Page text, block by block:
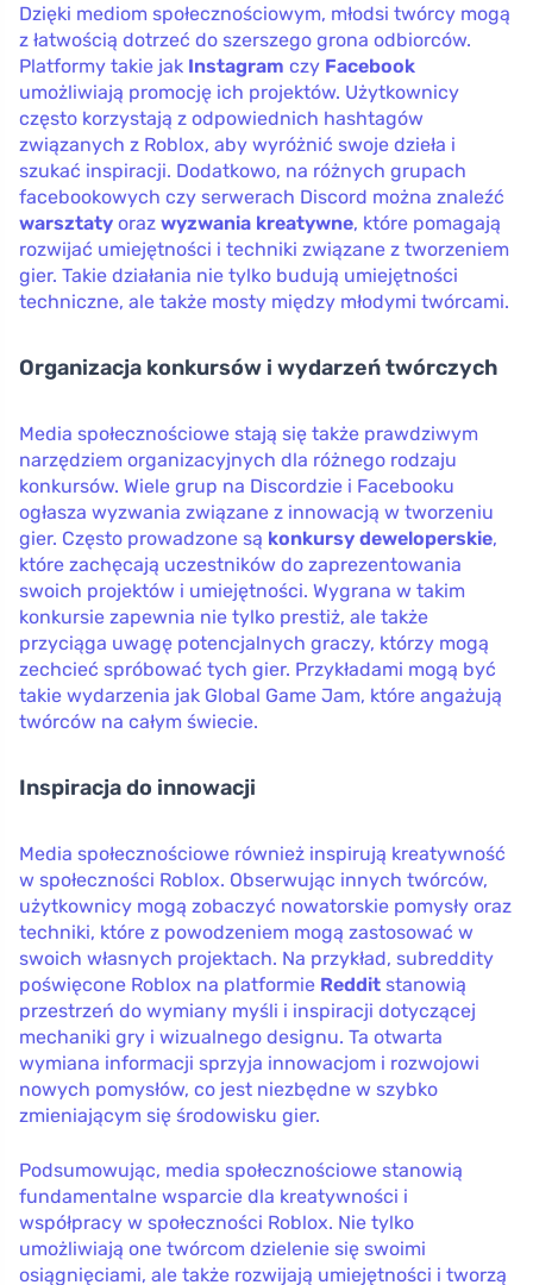
Dzięki mediom społecznościowym, młodsi twórcy mogą
z łatwością dotrzeć do szerszego grona odbiorców.
Platformy takie jak Instagram czy Facebook
umożliwiają promocję ich projektów. Użytkownicy
często korzystają z odpowiednich hashtagów
związanych z Roblox, aby wyróżnić swoje dzieła i
szukać inspiracji. Dodatkowo, na różnych grupach
facebookowych czy serwerach Discord można znaleźć
warsztaty oraz wyzwania kreatywne, które pomagają
rozwijać umiejętności i techniki związane z tworzeniem
gier. Takie działania nie tylko budują umiejętności
techniczne, ale także mosty między młodymi twórcami.
Organizacja konkursów i wydarzeń twórczych
Media społecznościowe stają się także prawdziwym
narzędziem organizacyjnych dla różnego rodzaju
konkursów. Wiele grup na Discordzie i Facebooku
ogłasza wyzwania związane z innowacją w tworzeniu
gier. Często prowadzone są konkursy deweloperskie,
które zachęcają uczestników do zaprezentowania
swoich projektów i umiejętności. Wygrana w takim
konkursie zapewnia nie tylko prestiż, ale także
przyciąga uwagę potencjalnych graczy, którzy mogą
zechcieć spróbować tych gier. Przykładami mogą być
takie wydarzenia jak Global Game Jam, które angażują
twórców na całym świecie.
Inspiracja do innowacji
Media społecznościowe również inspirują kreatywność
w społeczności Roblox. Obserwując innych twórców,
użytkownicy mogą zobaczyć nowatorskie pomysły oraz
techniki, które z powodzeniem mogą zastosować w
swoich własnych projektach. Na przykład, subreddity
poświęcone Roblox na platformie Reddit stanowią
przestrzeń do wymiany myśli i inspiracji dotyczącej
mechaniki gry i wizualnego designu. Ta otwarta
wymiana informacji sprzyja innowacjom i rozwojowi
nowych pomysłów, co jest niezbędne w szybko
zmieniającym się środowisku gier.
Podsumowując, media społecznościowe stanowią
fundamentalne wsparcie dla kreatywności i
współpracy w społeczności Roblox. Nie tylko
umożliwiają one twórcom dzielenie się swoimi
osiągnięciami, ale także rozwijają umiejętności i tworzą